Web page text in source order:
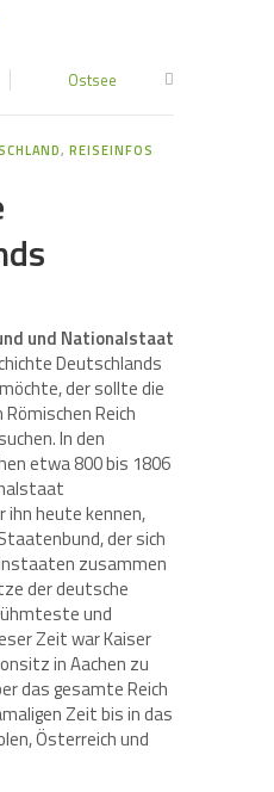
Ostsee
,REISEINFOS
und Nationalstaat
Deutschlands
der sollte die
Reich
In den
etwa 800 bis 1806
ihn heute kennen,
der sich
zusammen
der deutsche
und
Zeit war Kaiser
in Aachen zu
das gesamte Reich
Zeit bis in das
Österreich und